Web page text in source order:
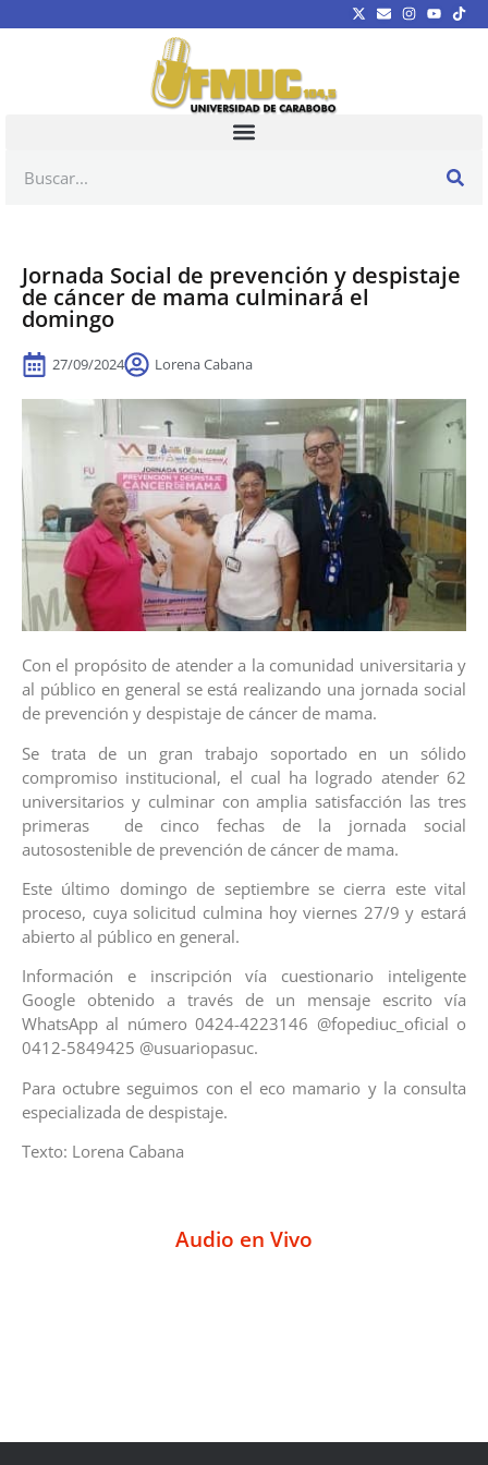
Jornada Social de prevención y despistaje
de cáncer de mama culminará el
domingo
27/09/2024 Lorena Cabana
Con el propósito de atender a la comunidad universitaria y
al público en general se está realizando una jornada social
de prevención y despistaje de cáncer de mama.
Se trata de un gran trabajo soportado en un sólido
compromiso institucional, el cual ha logrado atender 62
universitarios y culminar con amplia satisfacción las tres
primeras de cinco fechas de la jornada social
autosostenible de prevención de cáncer de mama.
Este último domingo de septiembre se cierra este vital
proceso, cuya solicitud culmina hoy viernes 27/9 y estará
abierto al público en general.
Información e inscripción vía cuestionario inteligente
Google obtenido a través de un mensaje escrito vía
WhatsApp al número 0424-4223146 @fopediuc_oficial o
0412-5849425 @usuariopasuc.
Para octubre seguimos con el eco mamario y la consulta
especializada de despistaje.
Texto: Lorena Cabana
Audio en Vivo